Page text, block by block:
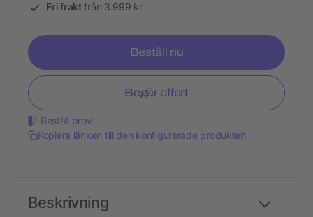
Fri fraktfrån 3.999 kr
Beställ nu
Begär offert
Beställ prov
Kopiera länken till den konfigurerade produkten
Beskrivning